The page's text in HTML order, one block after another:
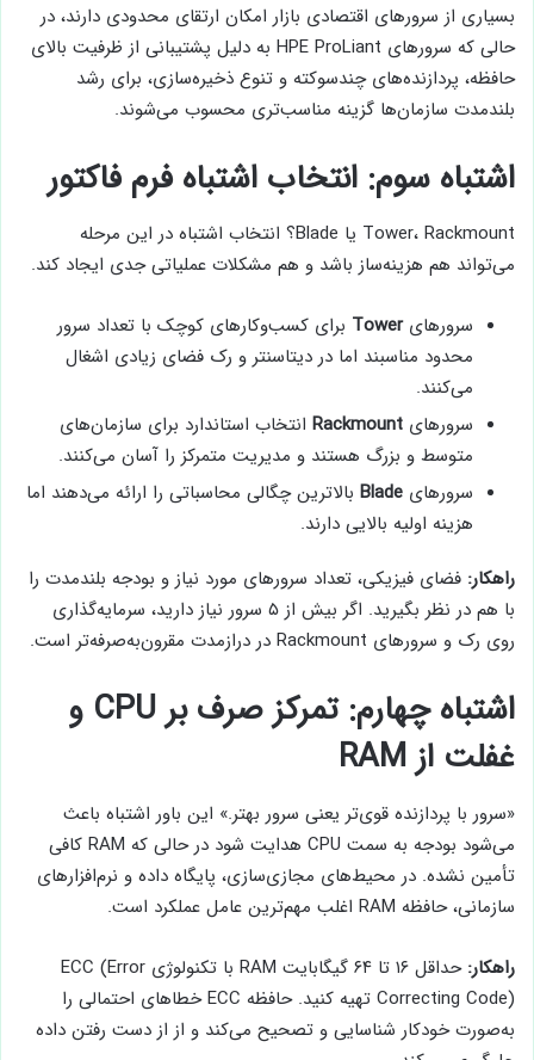
بسیاری از سرورهای اقتصادی بازار امکان ارتقای محدودی دارند، در
حالی که سرورهای HPE ProLiant به دلیل پشتیبانی از ظرفیت بالای
حافظه، پردازنده‌های چندسوکته و تنوع ذخیره‌سازی، برای رشد
بلندمدت سازمان‌ها گزینه مناسب‌تری محسوب می‌شوند.
اشتباه سوم: انتخاب اشتباه فرم فاکتور
Tower، Rackmount یا Blade؟ انتخاب اشتباه در این مرحله
می‌تواند هم هزینه‌ساز باشد و هم مشکلات عملیاتی جدی ایجاد کند.
سرورهایTower برای کسب‌وکارهای کوچک با تعداد سرور
محدود مناسبند اما در دیتاسنتر و رک فضای زیادی اشغال
می‌کنند.
سرورهای Rackmount انتخاب استاندارد برای سازمان‌های
متوسط و بزرگ هستند و مدیریت متمرکز را آسان می‌کنند.
سرورهای Blade بالاترین چگالی محاسباتی را ارائه می‌دهند اما
هزینه اولیه بالایی دارند.
راهکار: فضای فیزیکی، تعداد سرورهای مورد نیاز و بودجه بلندمدت را
با هم در نظر بگیرید. اگر بیش از ۵ سرور نیاز دارید، سرمایه‌گذاری
روی رک و سرورهای Rackmount در درازمدت مقرون‌به‌صرفه‌تر است.
اشتباه چهارم: تمرکز صرف بر CPU و
غفلت از RAM
«سرور با پردازنده قوی‌تر یعنی سرور بهتر.» این باور اشتباه باعث
می‌شود بودجه به سمت CPU هدایت شود در حالی که RAM کافی
تأمین نشده. در محیط‌های مجازی‌سازی، پایگاه داده و نرم‌افزارهای
سازمانی، حافظه RAM اغلب مهم‌ترین عامل عملکرد است.
راهکار:
حداقل ۱۶ تا ۶۴ گیگابایت RAM با تکنولوژی ECC (Error
Correcting Code) تهیه کنید. حافظه ECC خطاهای احتمالی را
به‌صورت خودکار شناسایی و تصحیح می‌کند و از از دست رفتن داده